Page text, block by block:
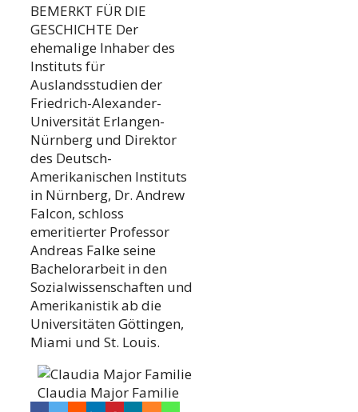
BEMERKT FÜR DIE
GESCHICHTE Der
ehemalige Inhaber des
Instituts für
Auslandsstudien der
Friedrich-Alexander-
Universität Erlangen-
Nürnberg und Direktor
des Deutsch-
Amerikanischen Instituts
in Nürnberg, Dr. Andrew
Falcon, schloss
emeritierter Professor
Andreas Falke seine
Bachelorarbeit in den
Sozialwissenschaften und
Amerikanistik ab die
Universitäten Göttingen,
Miami und St. Louis.
Claudia Major Familie